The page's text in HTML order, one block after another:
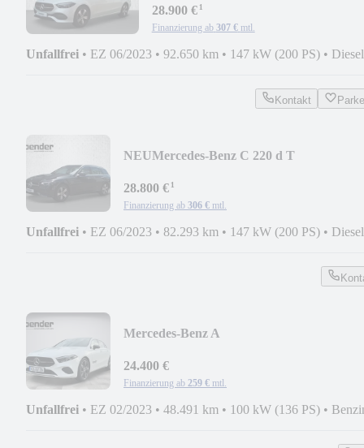
28.900 €¹
Finanzierung ab 307 € mtl.
Unfallfrei • EZ 06/2023 • 92.650 km • 147 kW (200 PS) • Diesel
Kontakt
NEUMercedes-Benz C 220 d T
28.800 €¹
Finanzierung ab 306 € mtl.
Unfallfrei • EZ 06/2023 • 82.293 km • 147 kW (200 PS) • Diesel
Mercedes-Benz A
24.400 €
Finanzierung ab 259 € mtl.
Unfallfrei • EZ 02/2023 • 48.491 km • 100 kW (136 PS) •